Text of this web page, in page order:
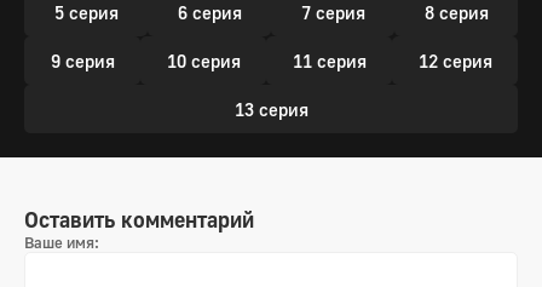
5 серия 6 серия 7 серия 8 серия
9 серия 10 серия 11 серия 12 серия
13 серия
Оставить комментарий
Ваше имя: